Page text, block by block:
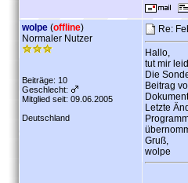
wolpe (offline)
Normaler Nutzer
Beiträge: 10
Geschlecht:
Mitglied seit: 09.06.2005
Deutschland
Re:
Hallo,
tut mir
Die
Beitrag
Letzte
Gruß,
wolpe